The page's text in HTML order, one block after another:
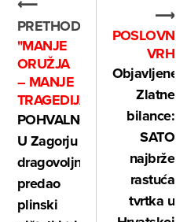
⟵
PRETHODNO
"MANJE
ORUŽJA
– MANJE
TRAGEDIJA“
POHVALNO:
U Zagorju
dragovoljno
predao
plinski
⟶
POSLOVNI
VRH
Objavljene
Zlatne
bilance:
SATO
najbrže
rastuća
tvrtka u